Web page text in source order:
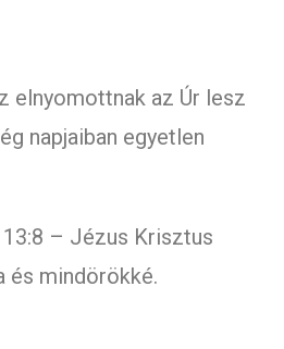
elnyomottnak az Úr lesz
napjaiban egyetlen
– Jézus Krisztus
és mindörökké.